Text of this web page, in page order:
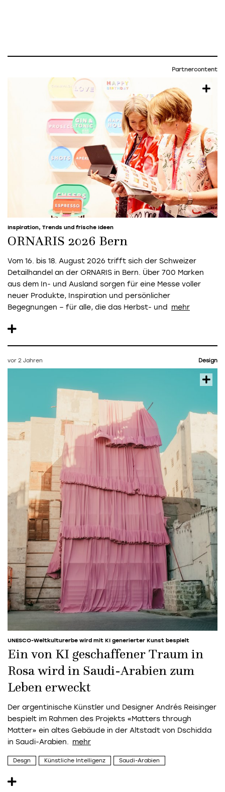
Partnercontent
Inspiration, Trends und frische Ideen
ORNARIS 2026 Bern
Vom 16. bis 18. August 2026 trifft sich der Schweizer
Detailhandel an der ORNARIS in Bern. Über 700 Marken
aus dem In- und Ausland sorgen für eine Messe voller
neuer Produkte, Inspiration und persönlicher
Begegnungen – für alle, die das Herbst- und
vor 2 Jahren Design
UNESCO-Weltkulturerbe wird mit KI generierter Kunst bespielt
Ein von KI geschaffener Traum in
Rosa wird in Saudi-Arabien zum
Leben erweckt
Der argentinische Künstler und Designer Andrés Reisinger
bespielt im Rahmen des Projekts «Matters through
Matter» ein altes Gebäude in der Altstadt von Dschidda
in Saudi-Arabien.
Desgn Künstliche Intelligenz Saudi-Arabien